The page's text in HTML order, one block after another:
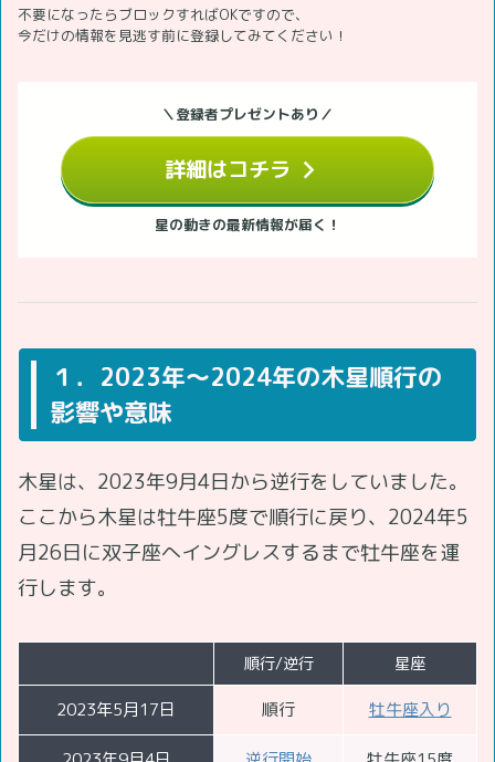
不要になったらブロックすればOKですので、
今だけの情報を見逃す前に登録してみてください！
＼登録者プレゼントあり／
詳細はコチラ
星の動きの最新情報が届く！
１．2023年～2024年の木星順行の
影響や意味
木星は、2023年9月4日から逆行をしていました。
ここから木星は牡牛座5度で順行に戻り、2024年5
月26日に双子座へイングレスするまで牡牛座を運
行します。
順行/逆行 星座
2023年5月17日 順行 牡牛座入り